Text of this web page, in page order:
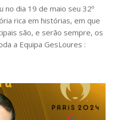
no dia 19 de maio seu 32º
rica em histórias, em que
são, e serão sempre, os
a Equipa GesLoures :